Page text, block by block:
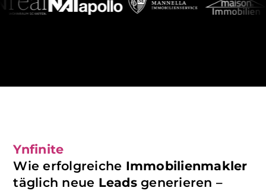
Ynfinite
Wie erfolgreiche Immobilienmakler
täglich neue Leadsgenerieren –